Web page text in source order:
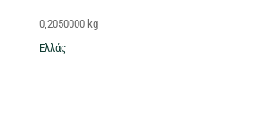
0,2050000 kg
Ελλάς